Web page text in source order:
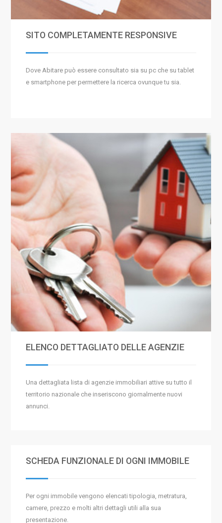
SITO COMPLETAMENTE RESPONSIVE
Dove Abitare può essere consultato sia su pc che su tablet
e smartphone per permettere la ricerca ovunque tu sia.
ELENCO DETTAGLIATO DELLE AGENZIE
Una dettagliata lista di agenzie immobiliari attive su tutto il
territorio nazionale che inseriscono giornalmente nuovi
annunci.
SCHEDA FUNZIONALE DI OGNI IMMOBILE
Per ogni immobile vengono elencati tipologia, metratura,
camere, prezzo e molti altri dettagli utili alla sua
presentazione.